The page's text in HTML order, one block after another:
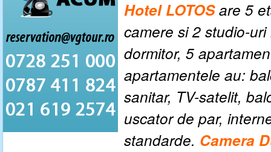
Hotel LOTOSare 5
camere si 2 studio-
dormitor, 5
apartamentele au:
sanitar, TV-satelit,
uscator de par,
standarde. Camera